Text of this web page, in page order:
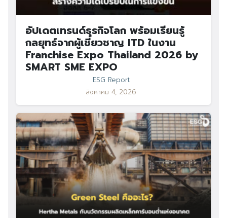
อัปเดตเทรนด์ธุรกิจโลก พร้อมเรียนรู้
กลยุทธ์จากผู้เชี่ยวชาญ ITD ในงาน
Franchise Expo Thailand 2026 by
SMART SME EXPO
ESG Report
สิงหาคม 4, 2026